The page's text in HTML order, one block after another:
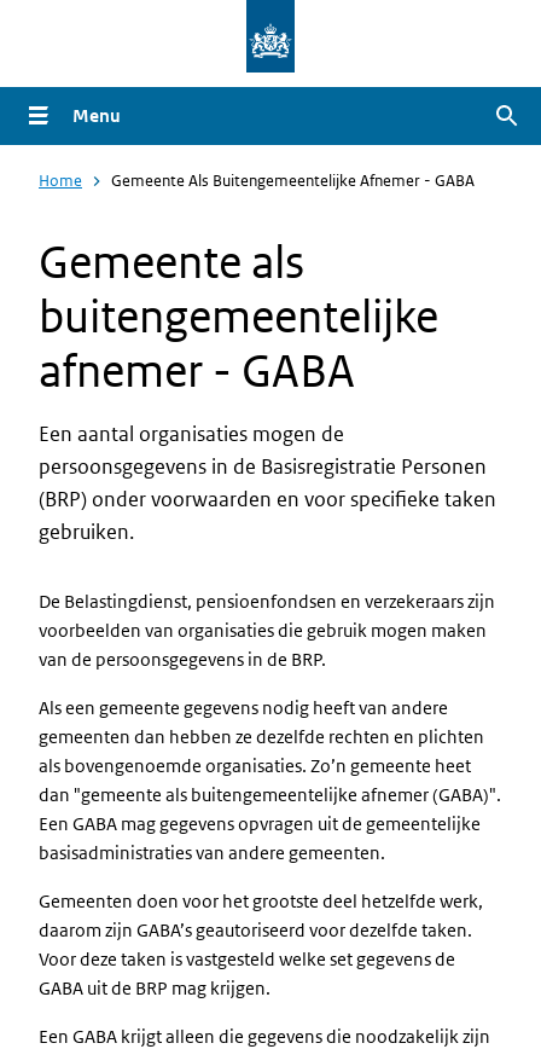
naar
de
gaan
Menu
Home Gemeente Als Buitengemeentelijke Afnemer - GABA
Gemeente als
buitengemeentelijke
afnemer - GABA
Een aantal organisaties mogen de
persoonsgegevens in de Basisregistratie Personen
(BRP) onder voorwaarden en voor specifieke taken
gebruiken.
De Belastingdienst, pensioenfondsen en verzekeraars zijn
voorbeelden van organisaties die gebruik mogen maken
van de persoonsgegevens in de BRP.
Als een gemeente gegevens nodig heeft van andere
gemeenten dan hebben ze dezelfde rechten en plichten
als bovengenoemde organisaties. Zo’n gemeente heet
dan "gemeente als buitengemeentelijke afnemer (GABA)".
Een GABA mag gegevens opvragen uit de gemeentelijke
basisadministraties van andere gemeenten.
Gemeenten doen voor het grootste deel hetzelfde werk,
daarom zijn GABA’s geautoriseerd voor dezelfde taken.
Voor deze taken is vastgesteld welke set gegevens de
GABA uit de BRP mag krijgen.
Een GABA krijgt alleen die gegevens die noodzakelijk zijn